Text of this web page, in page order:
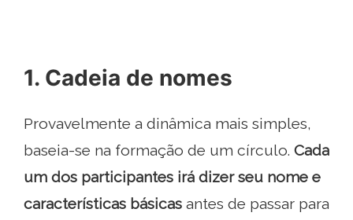
1. Cadeia de nomes
Provavelmente a dinâmica mais simples,
baseia-se na formação de um círculo. Cada
um dos participantes irá dizer seu nome e
características básicas antes de passar para